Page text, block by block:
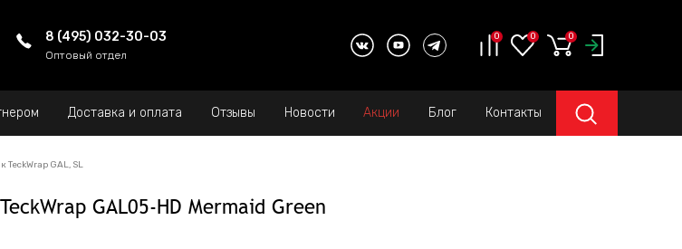
8 (495) 032-30-03
Оптовый отдел
0 0 0
Доставка и оплата Отзывы Новости Акции Блог Контакты
TeckWrap GAL, SL
GAL05-HD Mermaid Green